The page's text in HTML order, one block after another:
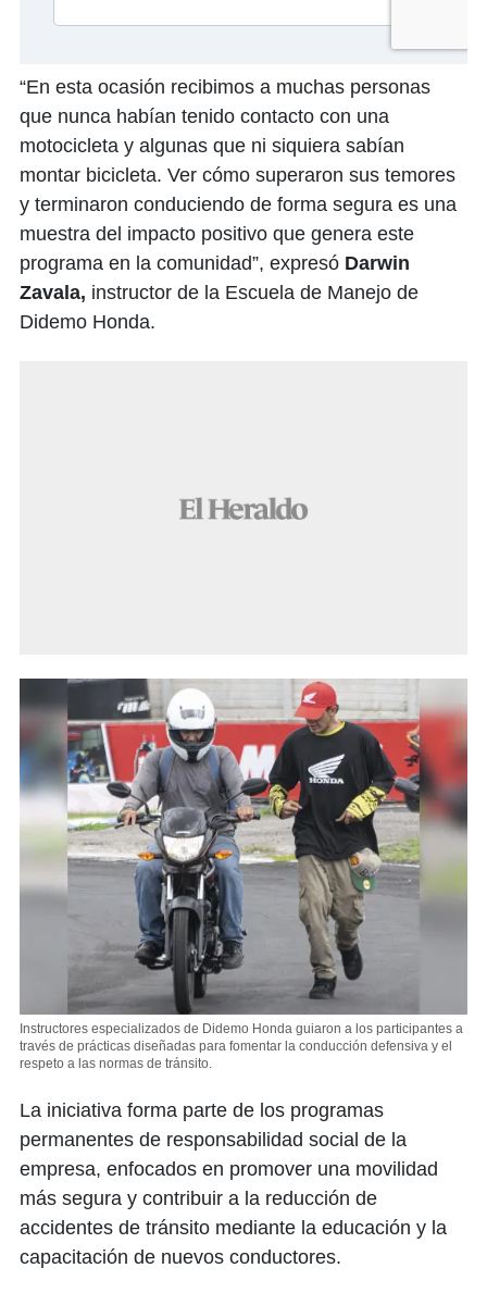
“En esta ocasión recibimos a muchas personas
que nunca habían tenido contacto con una
motocicleta y algunas que ni siquiera sabían
montar bicicleta. Ver cómo superaron sus temores
y terminaron conduciendo de forma segura es una
muestra del impacto positivo que genera este
programa en la comunidad”, expresó Darwin
Zavala, instructor de la Escuela de Manejo de
Didemo Honda.
Instructores especializados de Didemo Honda guiaron a los participantes a
través de prácticas diseñadas para fomentar la conducción defensiva y el
respeto a las normas de tránsito.
La iniciativa forma parte de los programas
permanentes de responsabilidad social de la
empresa, enfocados en promover una movilidad
más segura y contribuir a la reducción de
accidentes de tránsito mediante la educación y la
capacitación de nuevos conductores.